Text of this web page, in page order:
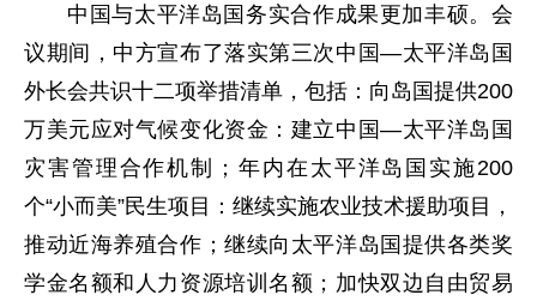
中国与太平洋岛国务实合作成果更加丰硕。会
议期间，中方宣布了落实第三次中国—太平洋岛国
外长会共识十二项举措清单，包括：向岛国提供200
万美元应对气候变化资金：建立中国—太平洋岛国
灾害管理合作机制；年内在太平洋岛国实施200
个“小而美”民生项目：继续实施农业技术援助项目，
推动近海养殖合作；继续向太平洋岛国提供各类奖
学金名额和人力资源培训名额；加快双边自由贸易